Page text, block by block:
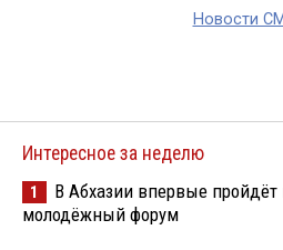
Новости
Интересное за неделю
1
В Абхазии впервые
молодёжный форум